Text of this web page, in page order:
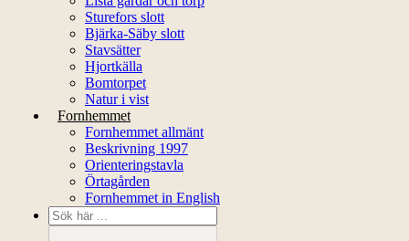
Sturefors slott
Bjärka-Säby slott
Stavsätter
Hjortkälla
Bomtorpet
Natur i vist
Fornhemmet
Fornhemmet allmänt
Beskrivning 1997
Orienteringstavla
Örtagården
Fornhemmet in English